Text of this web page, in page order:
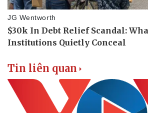
Tin liên quan